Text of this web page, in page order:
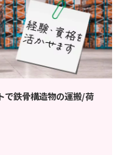
で鉄骨構造物の運搬/荷